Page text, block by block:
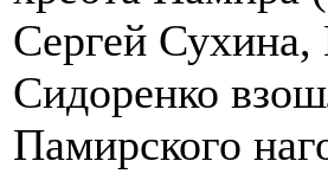
Сергей Сухина,
Сидоренко
Памирского